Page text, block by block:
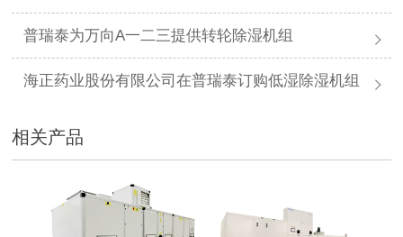
普瑞泰为万向A一二三提供转轮除湿机组
海正药业股份有限公司在普瑞泰订购低湿除湿机组
相关产品